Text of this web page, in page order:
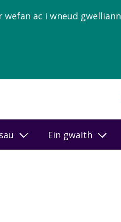
wefan ac i wneud
Ein gwaith